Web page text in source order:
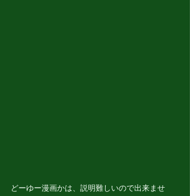
どーゆー漫画かは、説明難しいので出来ませ